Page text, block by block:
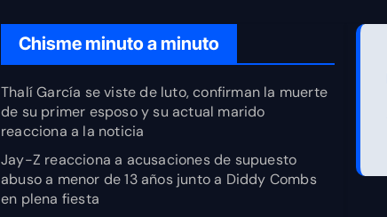
Chisme minuto a minuto
Thalí García se viste de luto, confirman la muerte
de su primer esposo y su actual marido
reacciona a la noticia
Jay-Z reacciona a acusaciones de supuesto
abuso a menor de 13 años junto a Diddy Combs
en plena fiesta